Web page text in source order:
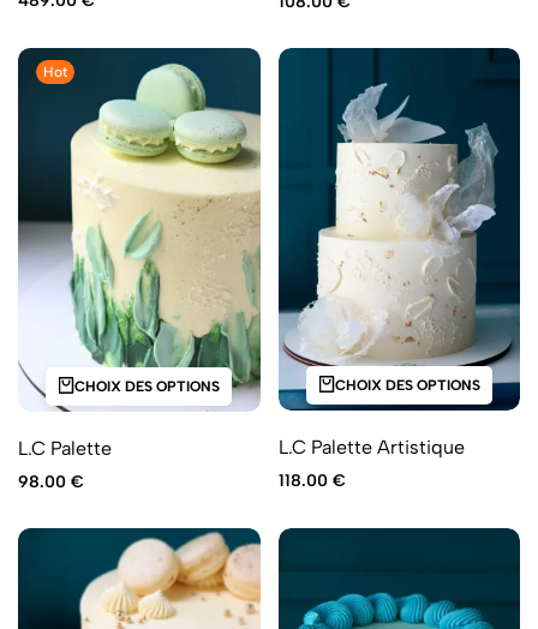
Hot
CHOIX DES OPTIONS
L.C Palette
98.00 €
CHOIX DES OPTIONS
L.C Palette Artistique
118.00 €